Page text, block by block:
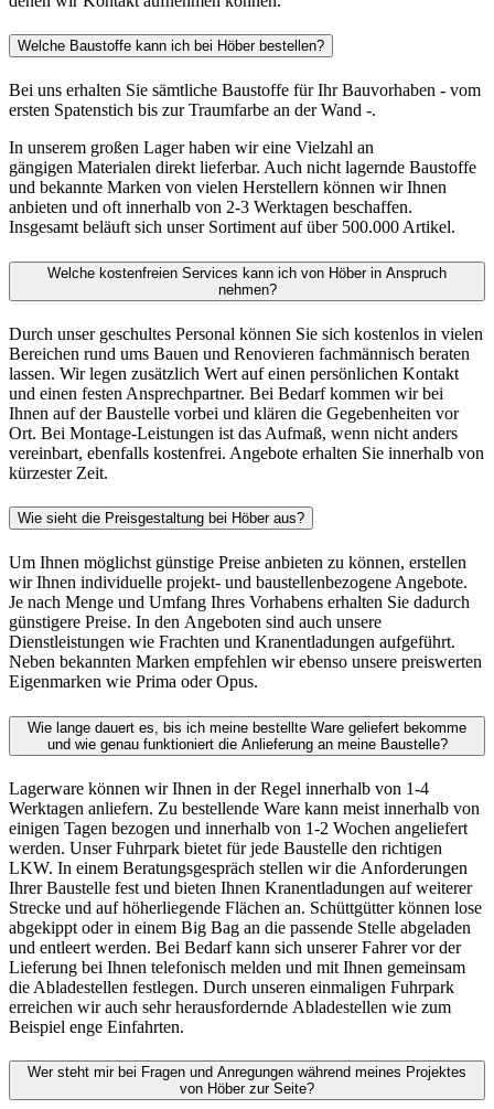
Welche Baustoffe kann ich bei Höber bestellen?
Bei uns erhalten Sie sämtliche Baustoffe für Ihr Bauvorhaben - vom
ersten Spatenstich bis zur Traumfarbe an der Wand -.
In unserem großen Lager haben wir eine Vielzahl an
gängigen Materialen direkt lieferbar. Auch nicht lagernde Baustoffe
und bekannte Marken von vielen Herstellern können wir Ihnen
anbieten und oft innerhalb von 2-3 Werktagen beschaffen.
Insgesamt beläuft sich unser Sortiment auf über 500.000 Artikel.
Welche kostenfreien Services kann ich von Höber in Anspruch
nehmen?
Durch unser geschultes Personal können Sie sich kostenlos in vielen
Bereichen rund ums Bauen und Renovieren fachmännisch beraten
lassen. Wir legen zusätzlich Wert auf einen persönlichen Kontakt
und einen festen Ansprechpartner. Bei Bedarf kommen wir bei
Ihnen auf der Baustelle vorbei und klären die Gegebenheiten vor
Ort. Bei Montage-Leistungen ist das Aufmaß, wenn nicht anders
vereinbart, ebenfalls kostenfrei. Angebote erhalten Sie innerhalb von
kürzester Zeit.
Wie sieht die Preisgestaltung bei Höber aus?
Um Ihnen möglichst günstige Preise anbieten zu können, erstellen
wir Ihnen individuelle projekt- und baustellenbezogene Angebote.
Je nach Menge und Umfang Ihres Vorhabens erhalten Sie dadurch
günstigere Preise. In den Angeboten sind auch unsere
Dienstleistungen wie Frachten und Kranentladungen aufgeführt.
Neben bekannten Marken empfehlen wir ebenso unsere preiswerten
Eigenmarken wie Prima oder Opus.
Wie lange dauert es, bis ich meine bestellte Ware geliefert bekomme
und wie genau funktioniert die Anlieferung an meine Baustelle?
Lagerware können wir Ihnen in der Regel innerhalb von 1-4
Werktagen anliefern. Zu bestellende Ware kann meist innerhalb von
einigen Tagen bezogen und innerhalb von 1-2 Wochen angeliefert
werden. Unser Fuhrpark bietet für jede Baustelle den richtigen
LKW. In einem Beratungsgespräch stellen wir die Anforderungen
Ihrer Baustelle fest und bieten Ihnen Kranentladungen auf weiterer
Strecke und auf höherliegende Flächen an. Schüttgütter können lose
abgekippt oder in einem Big Bag an die passende Stelle abgeladen
und entleert werden. Bei Bedarf kann sich unserer Fahrer vor der
Lieferung bei Ihnen telefonisch melden und mit Ihnen gemeinsam
die Abladestellen festlegen. Durch unseren einmaligen Fuhrpark
erreichen wir auch sehr herausfordernde Abladestellen wie zum
Beispiel enge Einfahrten.
Wer steht mir bei Fragen und Anregungen während meines Projektes
von Höber zur Seite?